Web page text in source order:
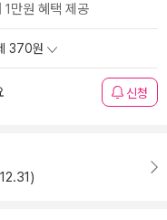
1만원 혜택 제공
370원
신청